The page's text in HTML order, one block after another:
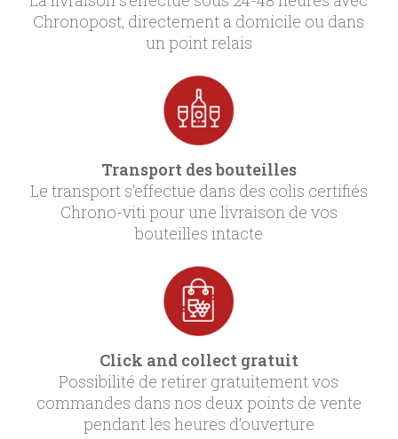
Chronopost, directement a domicile ou dans
un point relais
Transport des bouteilles
Le transport s’effectue dans des colis certifiés
Chrono-viti pour une livraison de vos
bouteilles intacte
Click and collect gratuit
Possibilité de retirer gratuitement vos
commandes dans nos deux points de vente
pendant les heures d’ouverture